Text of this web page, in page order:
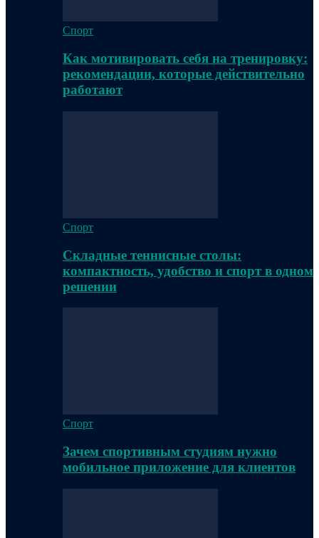
Спорт
Как мотивировать себя на тренировку:
рекомендации, которые действительно
работают
Спорт
Складные теннисные столы:
компактность, удобство и спорт в одном
решении
Спорт
Зачем спортивным студиям нужно
мобильное приложение для клиентов